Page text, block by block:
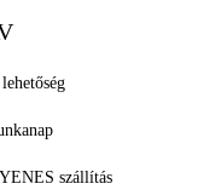
szállítás